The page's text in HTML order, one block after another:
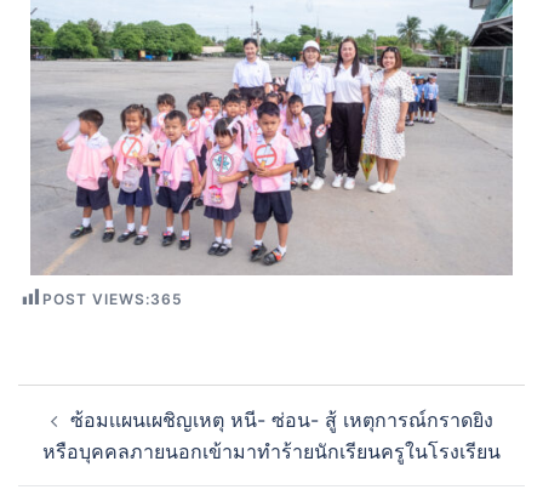
POST VIEWS:365
ซ้อมเเผนเผชิญเหตุ หนี- ซ่อน- สู้ เหตุการณ์กราดยิง
หรือบุคคลภายนอกเข้ามาทำร้ายนักเรียนครูในโรงเรียน